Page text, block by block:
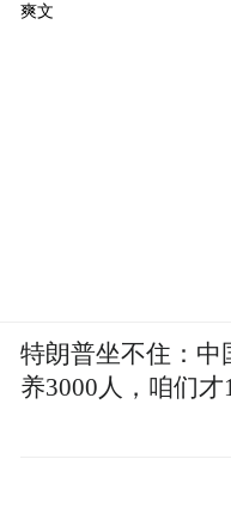
爽文
特朗普坐不住：中
养3000人，咱们才